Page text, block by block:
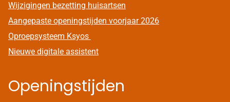
Wijzigingen bezetting huisartsen
Aangepaste openingstijden voorjaar 2026
Oproepsysteem Ksyos
Nieuwe digitale assistent
Openingstijden